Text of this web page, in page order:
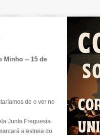
Minho -- 15 de
de o ver no
Junta Freguesia
a estreia do